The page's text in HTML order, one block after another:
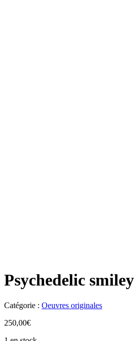
Psychedelic smiley
Catégorie : Oeuvres originales
250,00€